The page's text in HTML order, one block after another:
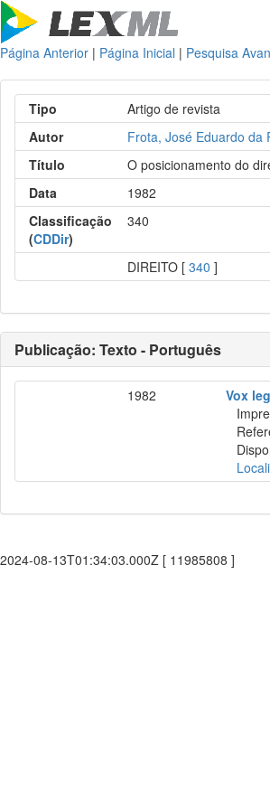
Página Anterior | Página Inicial | Pesquisa
Tipo
Artigo de revista
Autor
Frota, José Eduardo da
Título
O posicionamento do
Data
1982
Classificação
(CDDir)
340
DIREITO [340 ]
Publicação: Texto - Português
1982
Vox
2024-08-13T01:34:03.000Z [ 11985808 ]